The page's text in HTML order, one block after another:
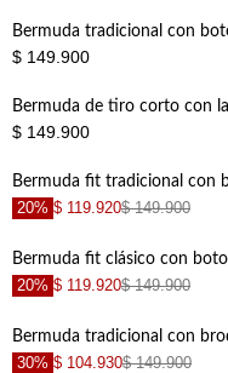
$ 149.900
$ 149.900
20% $ 119.920$ 149.900
20% $ 119.920$ 149.900
30% $ 104.930$ 149.900